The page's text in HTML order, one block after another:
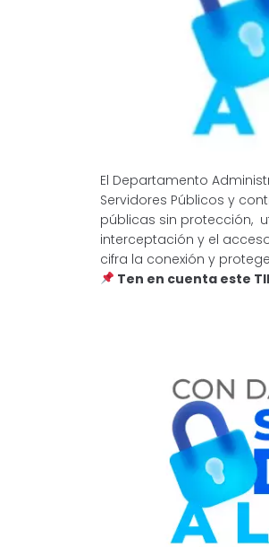
El Departamento
Servidores Públicos y
públicas sin protección,
interceptación y el
cifra la conexión y
Ten en cuenta este